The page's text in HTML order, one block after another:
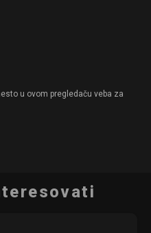
u ovom pregledaču veba za